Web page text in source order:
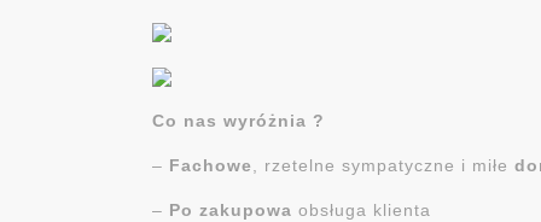
Co nas wyróżnia ?
– Fachowe , rzetelne sympatyczne i miłe
– Po zakupowa obsługa klienta